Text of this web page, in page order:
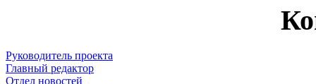
Руководитель проекта
Главный редактор
Отдел новостей